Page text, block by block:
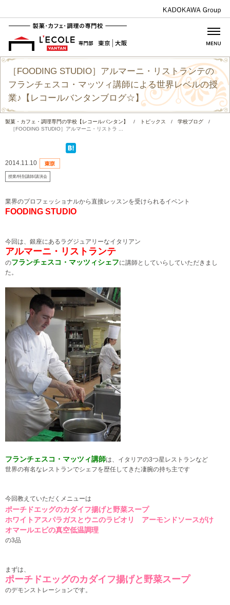
［FOODING STUDIO］アルマーニ・リストランテの
フランチェスコ・マッツィ講師による世界レベルの授
業♪【レコールバンタンブログ☆】
製菓・カフェ・調理専門の学校【レコールバンタン】 / トピックス / 学校ブログ
/
［FOODING STUDIO］アルマーニ・リストラ ...
2014.11.10
授業/特別講師/講演会
業界のプロフェッショナルから直接レッスンを受けられるイベント
FOODING STUDIO
今回は、銀座にあるラグジュアリーなイタリアン
アルマーニ・リストランテ
のフランチェスコ・マッツィシェフに講師としていらしていただきまし
た。
フランチェスコ・マッツィ講師は、イタリアの3つ星レストランなど
世界の有名なレストランでシェフを歴任してきた凄腕の持ち主です
今回教えていただくメニューは
ポーチドエッグのカダイフ揚げと野菜スープ
ホワイトアスパラガスとウニのラビオリ アーモンドソースがけ
オマールエビの真空低温調理
の3品
まずは、
ポーチドエッグのカダイフ揚げと野菜スープ
のデモンストレーションです。